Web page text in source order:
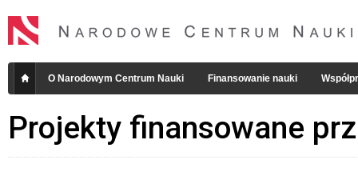
O Narodowym Centrum Nauki Finansowanie nauki
Projekty finansowane